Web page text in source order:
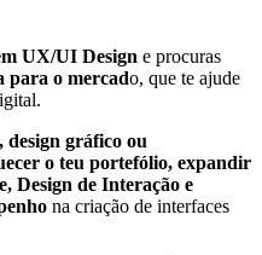
UX/UI Design e procuras
para o mercado, que te ajude
design gráfico ou
o teu portefólio, expandir
Design de Interação e
na criação de interfaces